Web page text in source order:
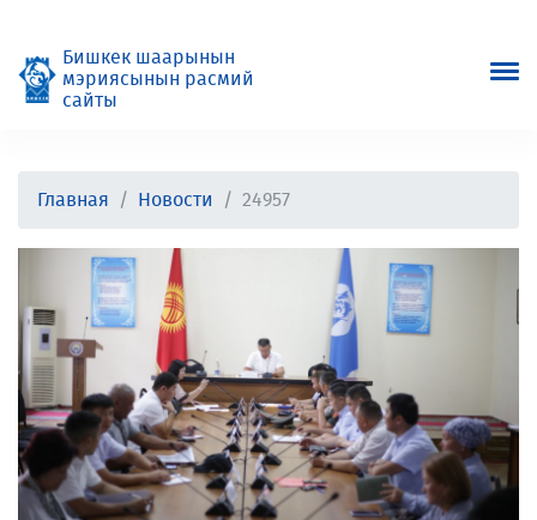
Бишкек шаарынын
мэриясынын расмий
сайты
Главная Новости 24957